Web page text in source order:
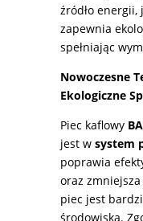
źródło
zapewnia
spełniając
Nowoczesne
Ekologiczne
Piec kaflowy
jest w system
poprawia
oraz
piec jest
środowiska.